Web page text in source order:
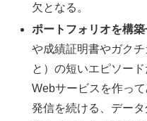
欠となる。
ポートフォリオを構築
や成績証明書やガク
と）の短いエピソー
Webサービスを作っ
発信を続ける、データ